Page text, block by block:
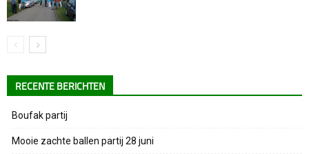
RECENTE BERICHTEN
Boufak partij
Mooie zachte ballen partij 28 juni